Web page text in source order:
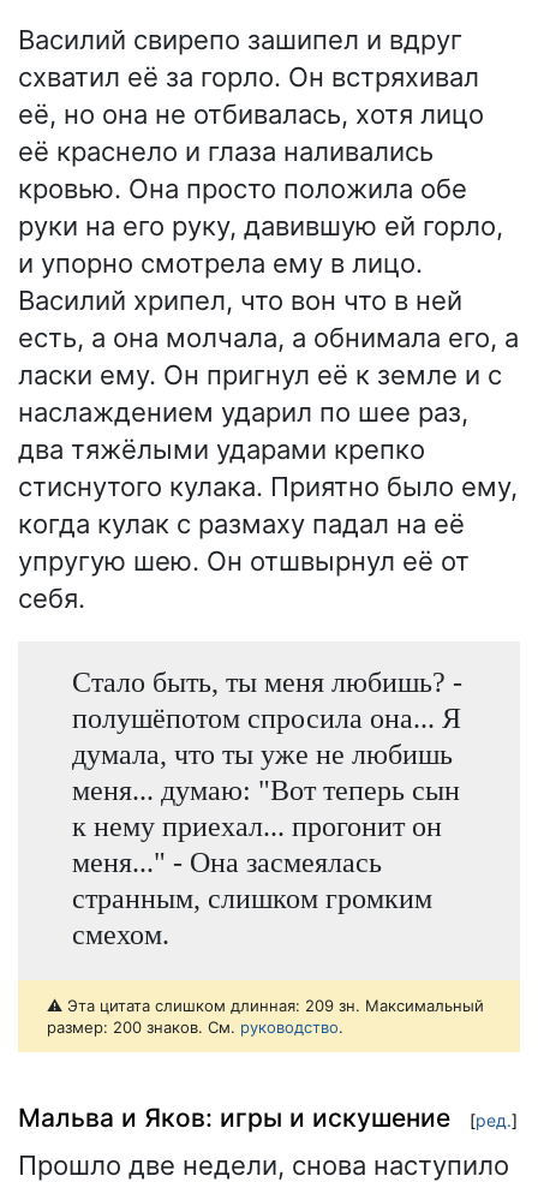
Василий свирепо зашипел и вдруг
схватил её за горло. Он встряхивал
её, но она не отбивалась, хотя лицо
её краснело и глаза наливались
кровью. Она просто положила обе
руки на его руку, давившую ей горло,
и упорно смотрела ему в лицо.
Василий хрипел, что вон что в ней
есть, а она молчала, а обнимала его, а
ласки ему. Он пригнул её к земле и с
наслаждением ударил по шее раз,
два тяжёлыми ударами крепко
стиснутого кулака. Приятно было ему,
когда кулак с размаху падал на её
упругую шею. Он отшвырнул её от
себя.
Стало быть, ты меня любишь? -
полушёпотом спросила она... Я
думала, что ты уже не любишь
меня... думаю: "Вот теперь сын
к нему приехал... прогонит он
меня..." - Она засмеялась
странным, слишком громким
смехом.
⚠️ Эта цитата слишком длинная: 209 зн. Максимальный
размер: 200 знаков. См. руководство.
Мальва и Яков: игры и искушение [ред.]
Прошло две недели, снова наступило